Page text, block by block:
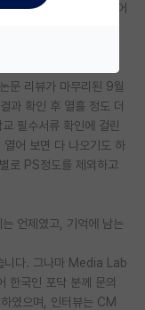
후기 - 상편에서 이어
문 리뷰가 마무리된 9월
과 확인 후 열흘 정도 더
필수서류 확인에 걸린
어 보면 다 나오기도 하
로 PS정도를 제외하고
언제였고, 기억에 남는
니다. 그나마 Media Lab
한국인 포닥 분께 문의
였으며, 인터뷰는 CM